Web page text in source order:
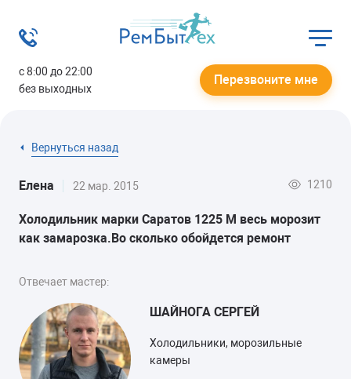
с 8:00 до 22:00
без выходных
Перезвоните мне
Вернуться назад
Елена 22 мар. 2015 1210
Холодильник марки Саратов 1225 М весь морозит
как замарозка.Во сколько обойдется ремонт
Отвечает мастер:
ШАЙНОГА СЕРГЕЙ
Холодильники, морозильные
камеры